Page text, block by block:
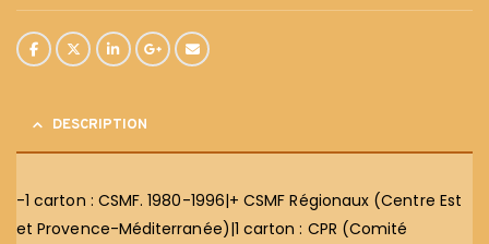
DESCRIPTION
-1 carton : CSMF. 1980-1996|+ CSMF Régionaux (Centre Est
et Provence-Méditerranée)|1 carton : CPR (Comité